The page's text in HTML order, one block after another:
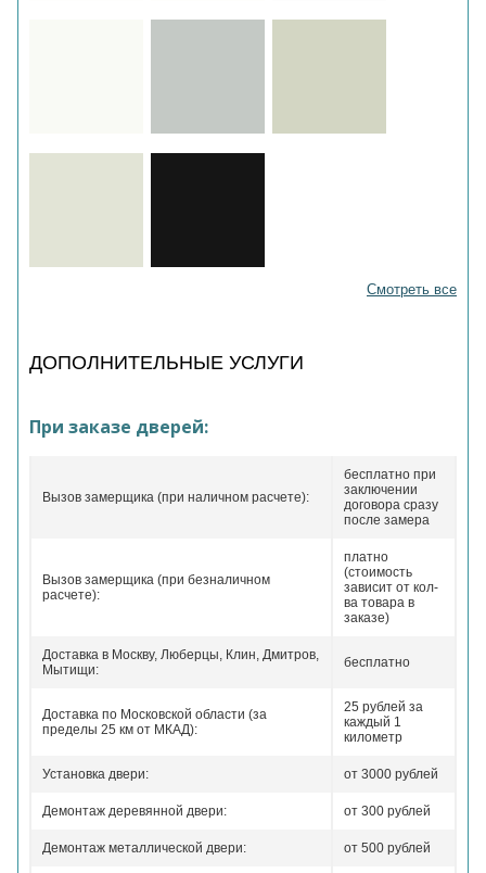
Смотреть все
ДОПОЛНИТЕЛЬНЫЕ УСЛУГИ
При заказе дверей:
Вызов замерщика (при наличном расчете):
бесплатно при
заключении
договора сразу
после замера
Вызов замерщика (при безналичном
расчете):
платно
(стоимость
зависит от кол-
ва товара в
заказе)
Доставка в Москву, Люберцы, Клин, Дмитров,
Мытищи:
бесплатно
Доставка по Московской области (за
пределы 25 км от МКАД):
25 рублей за
каждый 1
километр
Установка двери: от 3000 рублей
Демонтаж деревянной двери: от 300 рублей
Демонтаж металлической двери: от 500 рублей